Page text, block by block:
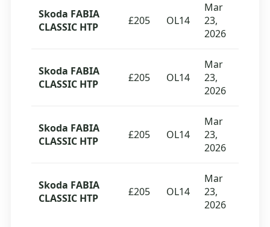
Skoda FABIA
CLASSIC HTP
£205 OL14
Mar
23,
2026
Skoda FABIA
CLASSIC HTP
£205 OL14
Mar
23,
2026
Skoda FABIA
CLASSIC HTP
£205 OL14
Mar
23,
2026
Skoda FABIA
CLASSIC HTP
£205 OL14
Mar
23,
2026